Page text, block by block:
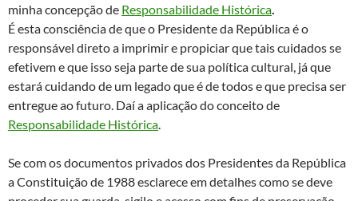
minha concepção de Responsabilidade Histórica.
É esta consciência de que o Presidente da República é o
responsável direto a imprimir e propiciar que tais cuidados se
efetivem e que isso seja parte de sua política cultural, já que
estará cuidando de um legado que é de todos e que precisa ser
entregue ao futuro. Daí a aplicação do conceito de
Responsabilidade Histórica.
Se com os documentos privados dos Presidentes da República
a Constituição de 1988 esclarece em detalhes como se deve